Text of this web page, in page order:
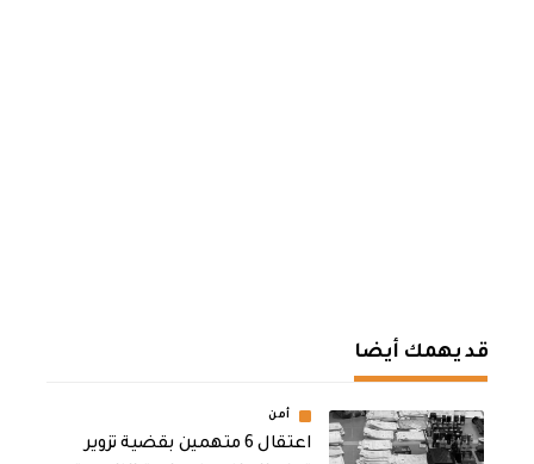
قد يهمك أيضا
أمن
اعتقال 6 متهمين بقضية تزوير